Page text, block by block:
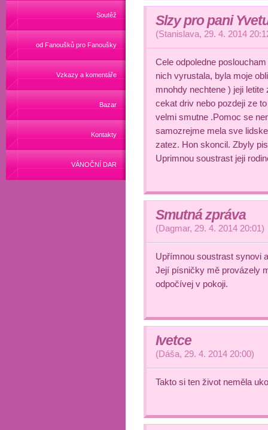
Soutěž
od Fanoušků pro Fanoušky
Vzkazy a komentáře
Bazar
Kontakty
VÁNOČNÍ DAR
Slzy pro pani
(Stanislava, 29. 4. 2014
Cele odpoledne
nich vyrustala, byla moje
mnohdy nechtene ) jeji
cekat driv nebo pozdeji ze
velmi smutne .Pomoc se
samozrejme mela sve
zatez. Hon skoncil. Zbyly
Uprimnou soustrast jeji
Smutná zpráva
(Dagmar, 29. 4. 2014 20:01)
Upřímnou soustrast synovi
Její písničky mě provázely
odpočívej v pokoji.
Ivetce
(Dáša, 29. 4. 2014 20:00)
Takto si ten život neměla